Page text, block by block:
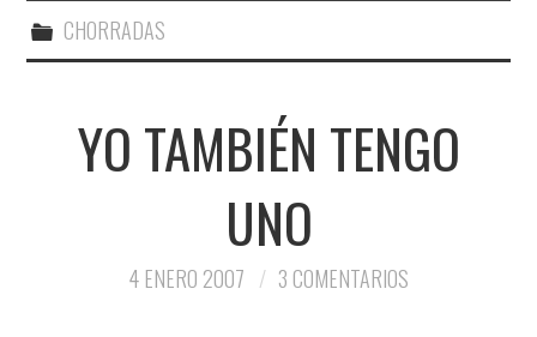
CHORRADAS
YO TAMBIÉN TENGO
UNO
4 ENERO 2007 3 COMENTARIOS